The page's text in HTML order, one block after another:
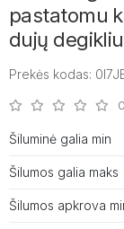
pastatomu
dujų
Prekės kodas:
Šiluminė galia min
Šilumos galia maks
Šilumos apkrova